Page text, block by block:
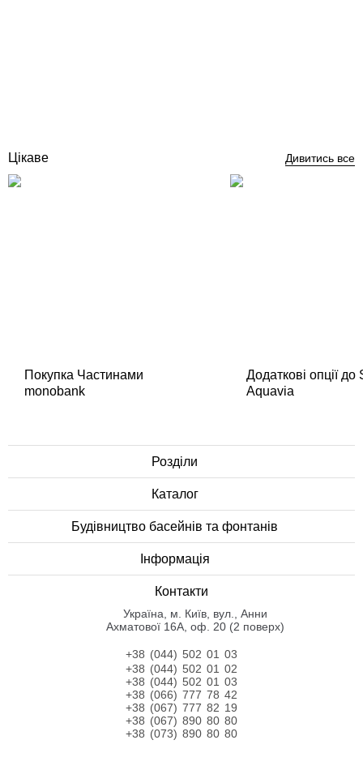
Цікаве Дивитись все
Покупка Частинами
monobank
Додаткові опції
Aquavia
Розділи
Каталог
Будівництво басейнів та фонтанів
Інформація
Контакти
Українa, м. Київ, вул., Анни
Ахматової 16А, оф. 20 (2 поверх)
+38 (044) 502 01 03
+38 (044) 502 01 02
+38 (044) 502 01 03
+38 (066) 777 78 42
+38 (067) 777 82 19
+38 (067) 890 80 80
+38 (073) 890 80 80